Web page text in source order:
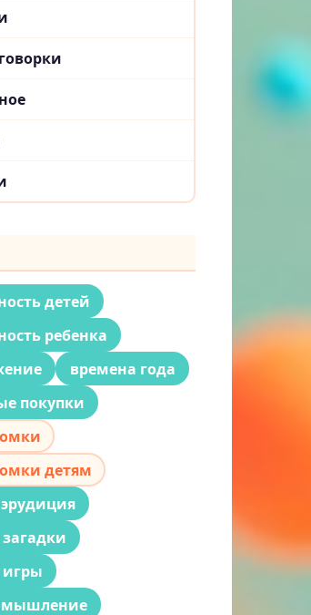
детей
ребенка
времена года
покупки
детям
игры
мышление